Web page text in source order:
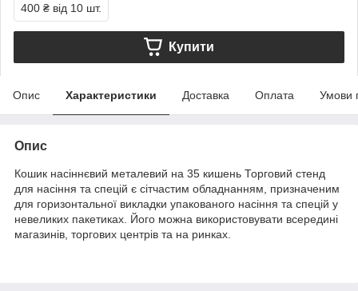
400 ₴ від 10 шт.
Купити
Опис Характеристики Доставка Оплата Умови
Опис
Кошик насіннєвий металевий на 35 кишень Торговий стенд
для насіння та спецій є сітчастим обладнанням, призначеним
для горизонтальної викладки упакованого насіння та спецій у
невеликих пакетиках. Його можна використовувати всередині
магазинів, торгових центрів та на ринках.